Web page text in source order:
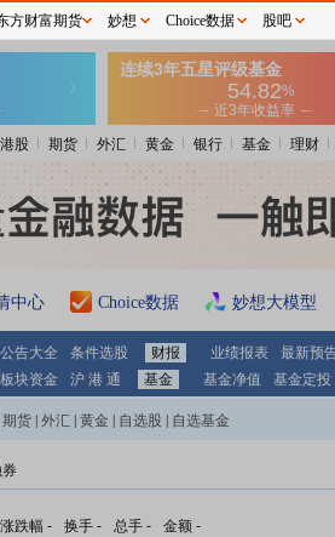
港股 期货 外汇 黄金 银行 基金 理财
中心 Choice数据 妙想大模型
公告大全 条件选股 财报 业绩报表 最新预
板块资金 沪 港 通 基金 基金净值 基金定投
期货 外汇 黄金 自选股 自选基金
涨跌幅 - 换手 - 总手 - 金额 -
方财富期货 妙想 Choice数据 股吧